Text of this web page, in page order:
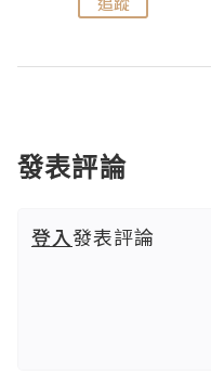
發表評論
登入發表評論